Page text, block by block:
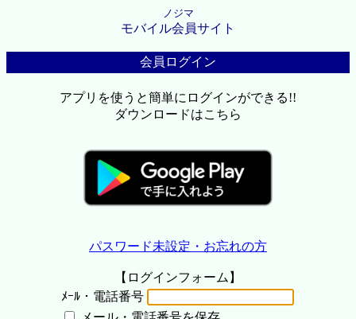
ノジマ
モバイル会員サイト
会員ログイン
アプリを使うと簡単にログインができる!!
ダウンロードはこちら
パスワード未設定・お忘れの方
【ログインフォーム】
ﾒｰﾙ・電話番号